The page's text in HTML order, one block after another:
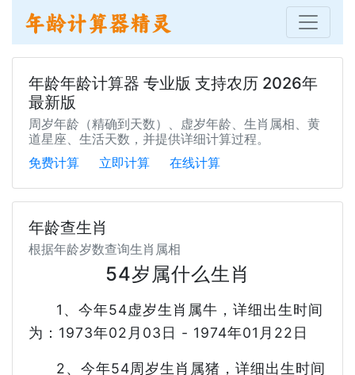
年龄年龄计算器 专业版 支持农历 2026年
最新版
周岁年龄（精确到天数）、虚岁年龄、生肖属相、黄
道星座、生活天数，并提供详细计算过程。
免费计算
立即计算 在线计算
年龄查生肖
根据年龄岁数查询生肖属相
54岁属什么生肖
1、今年54虚岁生肖属牛，详细出生时间
为：1973年02月03日 - 1974年01月22日
2、今年54周岁生肖属猪，详细出生时间